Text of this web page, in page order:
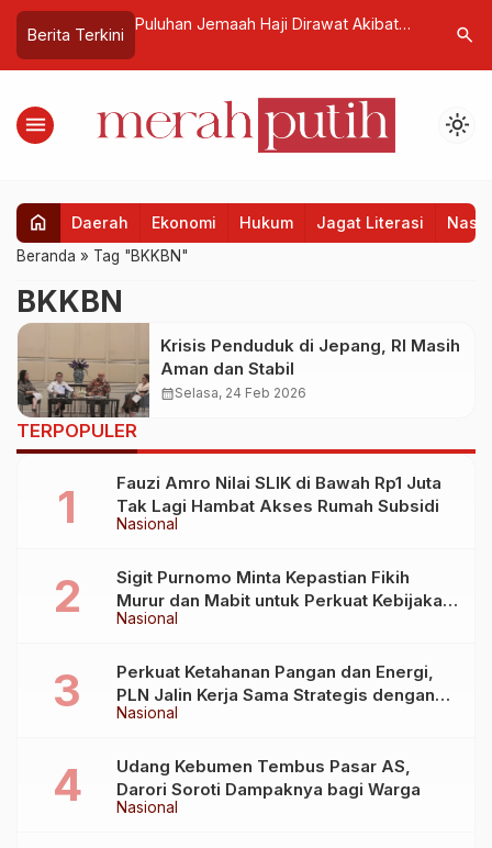
Berita Terkini
Global,
Peluang Industri
Puluhan Jemaah Haji Dirawat Akibat
search
menu light_mode
home Daerah Ekonomi Hukum Jagat Literasi
Beranda » Tag "BKKBN"
BKKBN
Krisis Penduduk di Jepang, RI Masih
Aman dan Stabil
calendar_monthSelasa, 24 Feb 2026
TERPOPULER
Nasional
Fauzi Amro Nilai SLIK di Bawah Rp1 Juta
Tak Lagi Hambat Akses Rumah Subsidi
Nasional
Sigit Purnomo Minta Kepastian Fikih
Murur dan Mabit untuk Perkuat Kebijakan
Haji
Nasional
Perkuat Ketahanan Pangan dan Energi,
PLN Jalin Kerja Sama Strategis dengan
Kementerian Kelautan dan Perikanan
Nasional
Udang Kebumen Tembus Pasar AS,
Darori Soroti Dampaknya bagi Warga